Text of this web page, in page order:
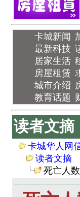
卡城新闻
最新科技
居家生活
房屋租赁
城市介绍
教育话题
读者文摘
卡城华人网
读者文摘
死亡人